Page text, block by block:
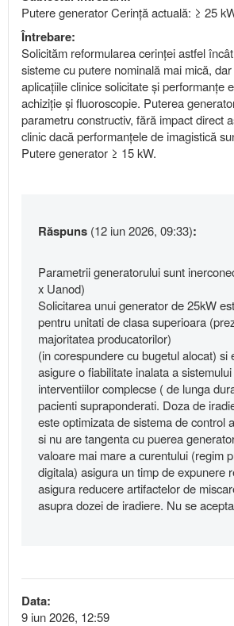
Putere generator Cerință actuală: ≥ 25
Întrebare:
Solicităm reformularea cerinței astfel
sisteme cu putere nominală mai mică,
aplicațiile clinice solicitate și performanțe
achiziție și fluoroscopie. Puterea
parametru constructiv, fără impact direct
clinic dacă performanțele de imagistică
Putere generator ≥ 15 kW.
Răspuns (12 iun 2026, 09:33):
Parametrii generatorului sunt
x Uanod)
Solicitarea unui generator de 25kW
pentru unitati de clasa superioara
majoritatea producatorilor)
(in corespundere cu bugetul alocat) si
asigure o fiabilitate inalata a
interventiilor complecse ( de lunga
pacienti supraponderati. Doza de
este optimizata de sistema de control
si nu are tangenta cu puerea
valoare mai mare a curentului (regim
digitala) asigura un timp de expunere
asigura reducere artifactelor de
asupra dozei de iradiere. Nu se
Data:
9 iun 2026, 12:59